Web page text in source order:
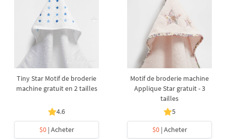
Tiny Star Motif de broderie
machine gratuit en 2 tailles
4.6
$0| Acheter
Motif de broderie machine
Applique Star gratuit - 3
tailles
5
$0| Acheter